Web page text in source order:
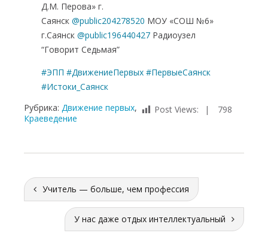
Д.М. Перова» г.
Саянск@public204278520 МОУ «СОШ №6»
г.Саянск@public196440427 Радиоузел
“Говорит Седьмая”
#ЭПП #ДвижениеПервых #ПервыеСаянск
#Истоки_Саянск
Post Views:
798
Рубрика: Движение первых,
Краеведение
Учитель — больше, чем профессия
У нас даже отдых интеллектуальный